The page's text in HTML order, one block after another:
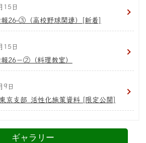
15日
報26-③（高校野球関連）[新着]
15日
報26−②（料理教室）
9日
京支部_活性化施策資料 [限定公開]
ギャラリー